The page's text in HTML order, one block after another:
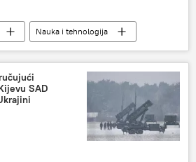
Nauka i tehnologija
Švedska DNK
SAD